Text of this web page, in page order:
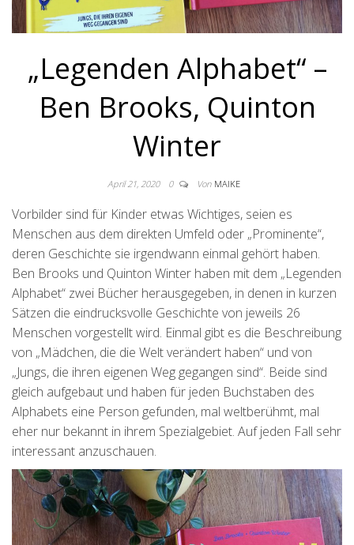
„Legenden Alphabet“ –
Ben Brooks, Quinton
Winter
April 21, 2020 0 Von MAIKE
Vorbilder sind für Kinder etwas Wichtiges, seien es
Menschen aus dem direkten Umfeld oder „Prominente“,
deren Geschichte sie irgendwann einmal gehört haben.
Ben Brooks und Quinton Winter haben mit dem „Legenden
Alphabet“ zwei Bücher herausgegeben, in denen in kurzen
Sätzen die eindrucksvolle Geschichte von jeweils 26
Menschen vorgestellt wird. Einmal gibt es die Beschreibung
von „Mädchen, die die Welt verändert haben“ und von
„Jungs, die ihren eigenen Weg gegangen sind“. Beide sind
gleich aufgebaut und haben für jeden Buchstaben des
Alphabets eine Person gefunden, mal weltberühmt, mal
eher nur bekannt in ihrem Spezialgebiet. Auf jeden Fall sehr
interessant anzuschauen.